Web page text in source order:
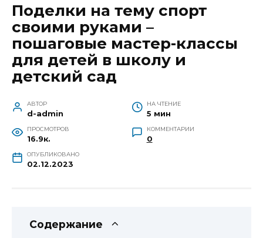
Поделки на тему спорт
своими руками –
пошаговые мастер-классы
для детей в школу и
детский сад
АВТОР
d-admin
НА ЧТЕНИЕ
5 мин
ПРОСМОТРОВ
16.9к.
КОММЕНТАРИИ
0
ОПУБЛИКОВАНО
02.12.2023
Содержание